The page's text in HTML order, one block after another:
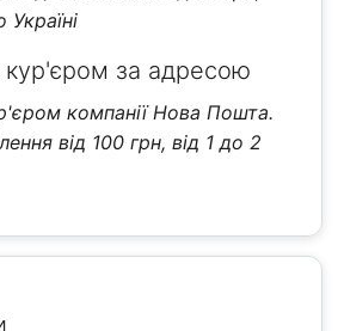
Україні
за адресою
компанії Нова Пошта.
від 100 грн, від 1 до 2